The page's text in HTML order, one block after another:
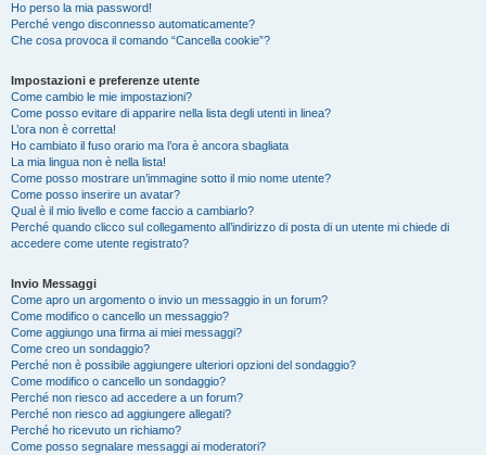
Ho perso la mia password!
Perché vengo disconnesso automaticamente?
Che cosa provoca il comando “Cancella cookie”?
Impostazioni e preferenze utente
Come cambio le mie impostazioni?
Come posso evitare di apparire nella lista degli utenti in linea?
L’ora non è corretta!
Ho cambiato il fuso orario ma l’ora è ancora sbagliata
La mia lingua non è nella lista!
Come posso mostrare un’immagine sotto il mio nome utente?
Come posso inserire un avatar?
Qual è il mio livello e come faccio a cambiarlo?
Perché quando clicco sul collegamento all’indirizzo di posta di un utente mi chiede di
accedere come utente registrato?
Invio Messaggi
Come apro un argomento o invio un messaggio in un forum?
Come modifico o cancello un messaggio?
Come aggiungo una firma ai miei messaggi?
Come creo un sondaggio?
Perché non è possibile aggiungere ulteriori opzioni del sondaggio?
Come modifico o cancello un sondaggio?
Perché non riesco ad accedere a un forum?
Perché non riesco ad aggiungere allegati?
Perché ho ricevuto un richiamo?
Come posso segnalare messaggi ai moderatori?